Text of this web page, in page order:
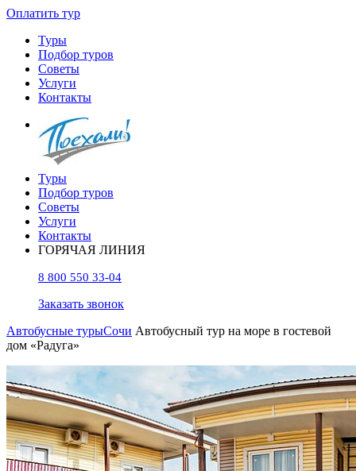
Оплатить тур
Туры
Подбор туров
Советы
Услуги
Контакты
Туры
Подбор туров
Советы
Услуги
Контакты
ГОРЯЧАЯ ЛИНИЯ
8 800 550 33-04
Заказать звонок
Автобусные турыСочи Автобусный тур на море в гостевой
дом «Радуга»